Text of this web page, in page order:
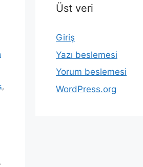
,
,
Üst veri
Giriş
Yazı beslemesi
Yorum beslemesi
WordPress.org